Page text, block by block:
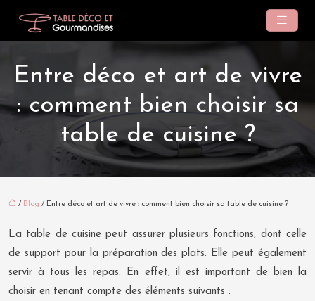
Entre déco et art de vivre
: comment bien choisir sa
table de cuisine ?
/ Blog / Entre déco et art de vivre : comment bien choisir sa table de cuisine ?
La table de cuisine peut assurer plusieurs fonctions, dont celle
de support pour la préparation des plats. Elle peut également
servir à tous les repas. En effet, il est important de bien la
choisir en tenant compte des éléments suivants :